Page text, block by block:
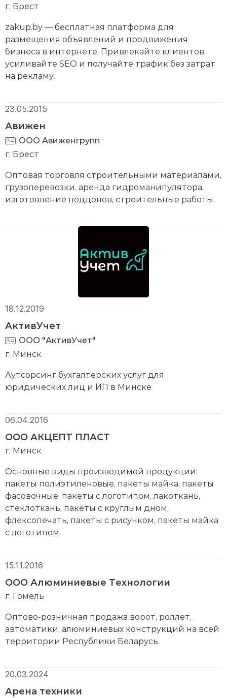
г. Брест
zakup.by — бесплатная платформа для
размещения объявлений и продвижения
бизнеса в интернете. Привлекайте клиентов,
усиливайте SEO и получайте трафик без затрат
на рекламу.
23.05.2015
Авижен
ООО Авиженгрупп
г. Брест
Оптовая торговля строительными материалами,
грузоперевозки, аренда гидроманипулятора,
изготовление поддонов, строительные работы.
18.12.2019
АктивУчет
ООО "АктивУчет"
г. Минск
Аутсорсинг бухгалтерских услуг для
юридических лиц и ИП в Минске
06.04.2016
ООО АКЦЕПТ ПЛАСТ
г. Минск
Основные виды производимой продукции:
пакеты полиэтиленовые, пакеты майка, пакеты
фасовочные, пакеты с логотипом, лакоткань,
стеклоткань, пакеты с круглым дном,
флексопечать, пакеты с рисунком, пакеты майка
с логотипом
15.11.2016
ООО Алюминиевые Технологии
г. Гомель
Оптово-розничная продажа ворот, роллет,
автоматики, алюминиевых конструкций на всей
территории Республики Беларусь.
20.03.2024
Арена техники